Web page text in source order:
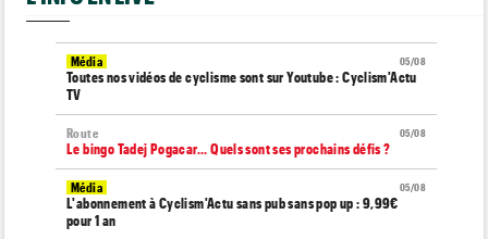
05/08
Média
Toutes nos vidéos de cyclisme sont sur Youtube : Cyclism'Actu
TV
05/08
Route
Le bingo Tadej Pogacar... Quels sont ses prochains défis ?
05/08
Média
L'abonnement à Cyclism'Actu sans pub sans pop up : 9,99€
pour 1 an